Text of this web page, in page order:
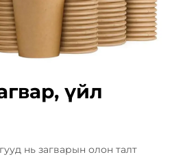
үйл
нь загварын олон талт